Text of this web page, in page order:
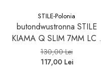
STILE-Polonia
butondwustronna STILE
KIAMA Q SLIM 7MM LC -
crom lucios - mobila
130,00 Lei
117,00 Lei